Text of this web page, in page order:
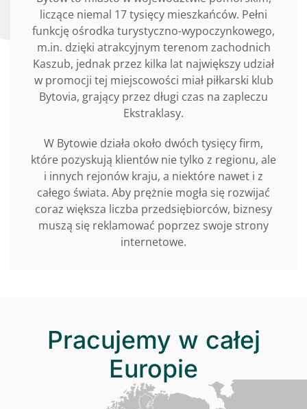
liczące niemal 17 tysięcy mieszkańców. Pełni
funkcję ośrodka turystyczno-wypoczynkowego,
m.in. dzięki atrakcyjnym terenom zachodnich
Kaszub, jednak przez kilka lat największy udział
w promocji tej miejscowości miał piłkarski klub
Bytovia, grający przez długi czas na zapleczu
Ekstraklasy.
W Bytowie działa około dwóch tysięcy firm,
które pozyskują klientów nie tylko z regionu, ale
i innych rejonów kraju, a niektóre nawet i z
całego świata. Aby prężnie mogła się rozwijać
coraz większa liczba przedsiębiorców, biznesy
muszą się reklamować poprzez swoje strony
internetowe.
Pracujemy w całej
Europie